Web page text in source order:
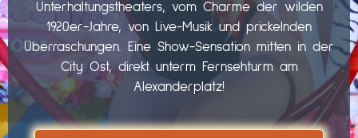
Unterhaltungstheaters, vom Charme der wilden
1920er-Jahre, von Live-Musik und prickelnden
Überraschungen. Eine Show-Sensation mitten in der
City Ost, direkt unterm Fernsehturm am
Alexanderplatz!